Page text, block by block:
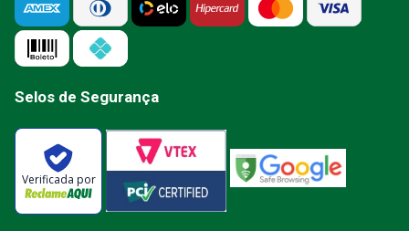
Selos de Segurança
Verificada por